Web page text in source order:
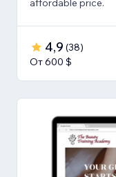
affordable price.
4,9 (38)
От 600 $